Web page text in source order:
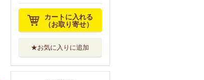
カートに入れる
（お取り寄せ）
★お気に入りに追加